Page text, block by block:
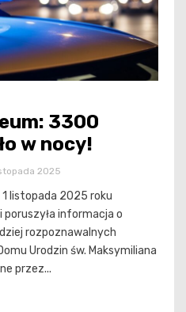
3300
w nocy!
2025
1 listopada 2025 roku
poruszyła informacja o
rozpoznawalnych
Urodzin św. Maksymiliana
przez...